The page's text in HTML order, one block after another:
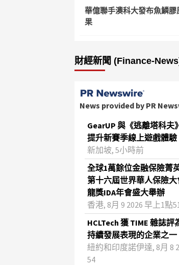
華億聯手澳科大發布魚鱗
果
財經新聞 (Finance-
News provided by PR
GearUP 與《逃離塔科夫
提升新賽季線上遊戲體驗
新加坡, 5小時前
全球1萬餘位金融保險菁
第十六屆世界華人保險大
龍獎IDA年會盛大舉辦
香港, 8月 9 2026 早上1點51
HCLTech 獲 TIME 雜誌
持續發展表現的企業之一
紐約和印度諾伊達, 8月 8
54